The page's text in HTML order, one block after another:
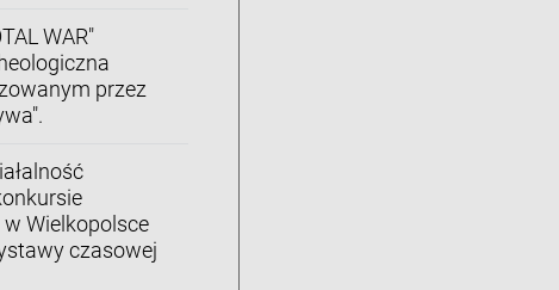
WAR"
przez
w Wielkopolsce
czasowej